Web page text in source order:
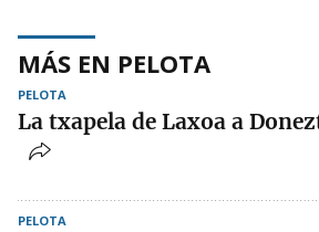
MÁS EN PELOTA
PELOTA
La txapela de Laxoa a
PELOTA